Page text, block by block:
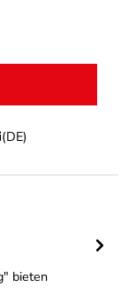
Wert
(DE)
bieten